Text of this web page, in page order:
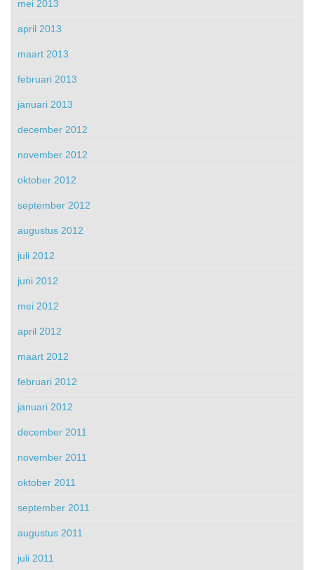
mei 2013
april 2013
maart 2013
februari 2013
januari 2013
december 2012
november 2012
oktober 2012
september 2012
augustus 2012
juli 2012
juni 2012
mei 2012
april 2012
maart 2012
februari 2012
januari 2012
december 2011
november 2011
oktober 2011
september 2011
augustus 2011
juli 2011